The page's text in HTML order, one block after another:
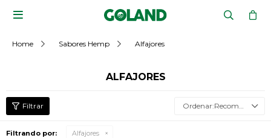

Home Sabores Hemp Alfajores
ALFAJORES
Recomendados
Filtrando por: Alfajores